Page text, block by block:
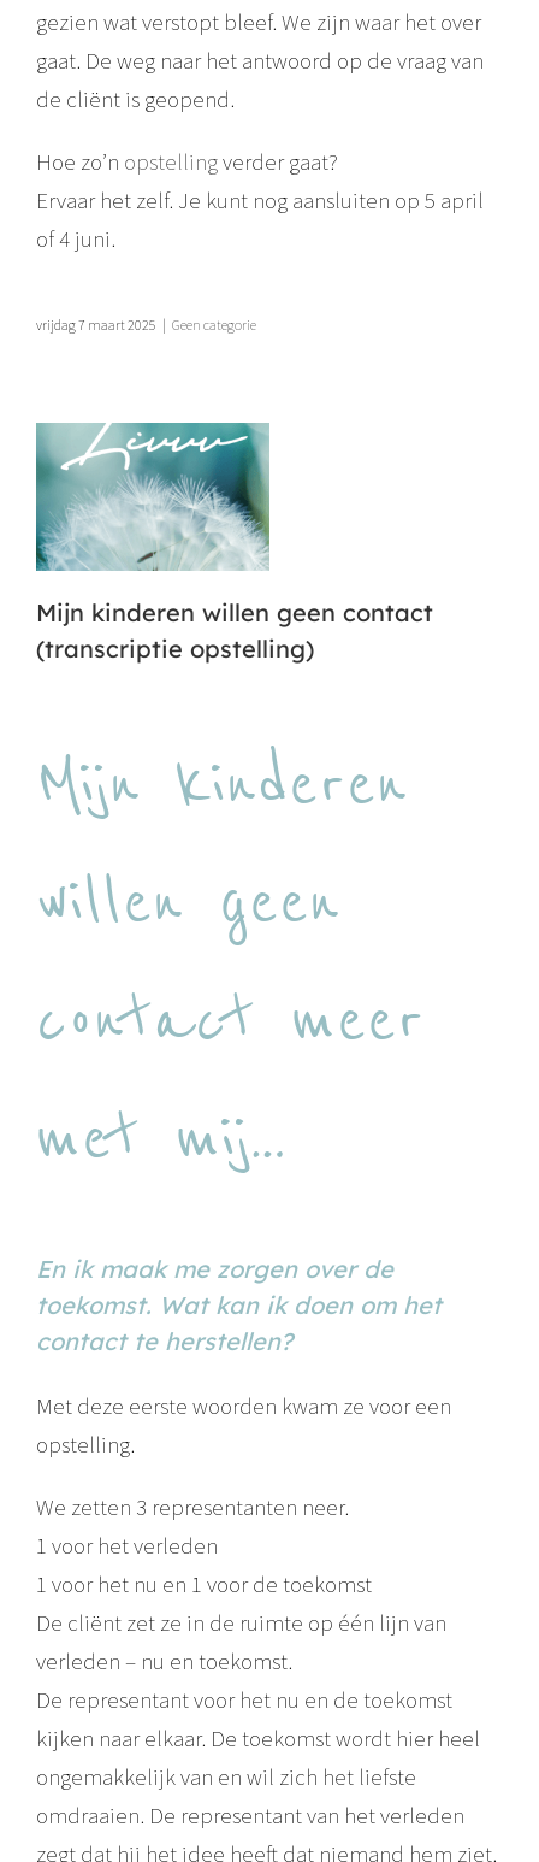
gezien wat verstopt bleef. We zijn waar het over
gaat. De weg naar het antwoord op de vraag van
de cliënt is geopend.
Hoe zo’n opstellingverder gaat?
Ervaar het zelf. Je kunt nog aansluiten op 5 april
of 4 juni.
vrijdag 7 maart 2025 | Geen categorie
Mijn kinderen willen geen contact
(transcriptie opstelling)
Mijn kinderen
willen geen
contact meer
met mij…
En ik maak me zorgen over de
toekomst. Wat kan ik doen om het
contact te herstellen?
Met deze eerste woorden kwam ze voor een
opstelling.
We zetten 3 representanten neer.
1 voor het verleden
1 voor het nu en 1 voor de toekomst
De cliënt zet ze in de ruimte op één lijn van
verleden – nu en toekomst.
De representant voor het nu en de toekomst
kijken naar elkaar. De toekomst wordt hier heel
ongemakkelijk van en wil zich het liefste
omdraaien. De representant van het verleden
zegt dat hij het idee heeft dat niemand hem ziet.